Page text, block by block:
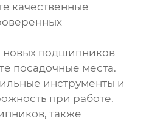
качественные
новых подшипников
посадочные места.
инструменты и
при работе.
также